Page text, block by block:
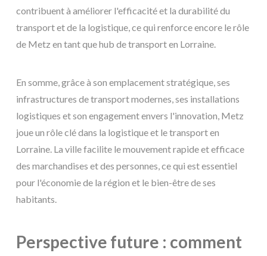
contribuent à améliorer l'efficacité et la durabilité du
transport et de la logistique, ce qui renforce encore le rôle
de Metz en tant que hub de transport en Lorraine.
En somme, grâce à son emplacement stratégique, ses
infrastructures de transport modernes, ses installations
logistiques et son engagement envers l'innovation, Metz
joue un rôle clé dans la logistique et le transport en
Lorraine. La ville facilite le mouvement rapide et efficace
des marchandises et des personnes, ce qui est essentiel
pour l'économie de la région et le bien-être de ses
habitants.
Perspective future : comment